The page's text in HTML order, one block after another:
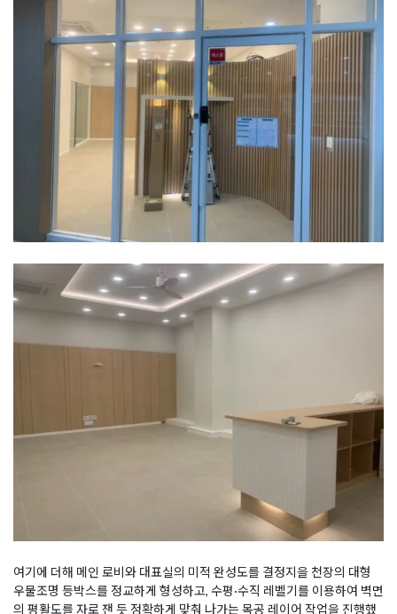
여기에 더해 메인 로비와 대표실의 미적 완성도를 결정지을 천장의 대형
우물조명 등박스를 정교하게 형성하고, 수평·수직 레벨기를 이용하여 벽면
의 평활도를 자로 잰 듯 정확하게 맞춰 나가는 목공 레이어 작업을 진행했